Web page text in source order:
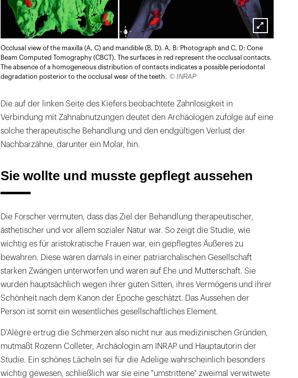
Lightbox
öffnen
Occlusal view of the maxilla (A, C) and mandible (B, D). A, B: Photograph and C, D: Cone
Beam Computed Tomography (CBCT). The surfaces in red represent the occlusal contacts.
The absence of a homogeneous distribution of contacts indicates a possible periodontal
degradation posterior to the occlusal wear of the teeth. © INRAP
Die auf der linken Seite des Kiefers beobachtete Zahnlosigkeit in
Verbindung mit Zahnabnutzungen deutet den Archäologen zufolge auf eine
solche therapeutische Behandlung und den endgültigen Verlust der
Nachbarzähne, darunter ein Molar, hin.
Sie wollte und musste gepflegt aussehen
Die Forscher vermuten, dass das Ziel der Behandlung therapeutischer,
ästhetischer und vor allem sozialer Natur war. So zeigt die Studie, wie
wichtig es für aristokratische Frauen war, ein gepflegtes Äußeres zu
bewahren. Diese waren damals in einer patriarchalischen Gesellschaft
starken Zwängen unterworfen und waren auf Ehe und Mutterschaft. Sie
wurden hauptsächlich wegen ihrer guten Sitten, ihres Vermögens und ihrer
Schönheit nach dem Kanon der Epoche geschätzt. Das Aussehen der
Person ist somit ein wesentliches gesellschaftliches Element.
D'Alègre ertrug die Schmerzen also nicht nur aus medizinischen Gründen,
mutmaßt Rozenn Colleter, Archäologin am INRAP und Hauptautorin der
Studie. Ein schönes Lächeln sei für die Adelige wahrscheinlich besonders
wichtig gewesen, schließlich war sie eine "umstrittene" zweimal verwitwete